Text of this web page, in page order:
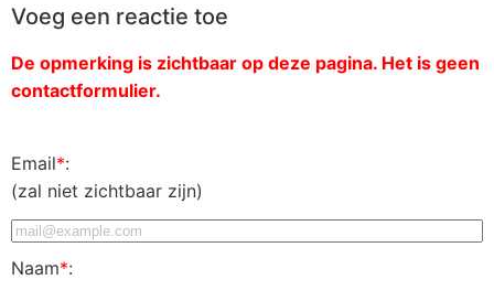
Voeg een reactie toe
De opmerking is zichtbaar op deze pagina. Het is geen
contactformulier.
Email*:
(zal niet zichtbaar zijn)
Naam*: